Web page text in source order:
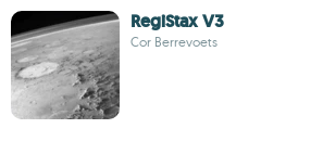
RegiStax V3
Cor Berrevoets